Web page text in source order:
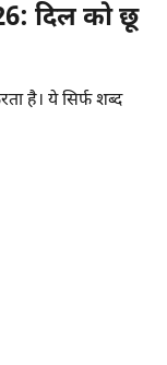
दिल को छू
है। ये सिर्फ शब्द